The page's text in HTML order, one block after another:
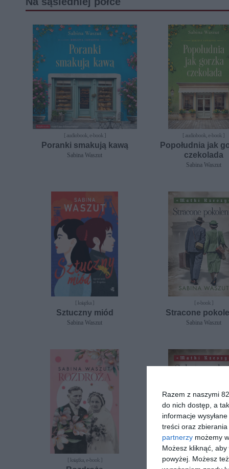
Razem z naszymi
do nich dostęp, a
informacje
treści oraz
partnerzy możemy
Możesz kliknąć,
powyżej. Możesz
[ audiobook, e-book ]
Poranki smakują kawą
Sabina Waszut
[ audiobook, e-book ]
Popołudnia jak
czekolada
Sabina Waszut
[ książka ]
Sztuczny miód
Sabina Waszut
[ e-book ]
Stracone
Sabina Waszut
[ książka, e-book ] [ e-book ]